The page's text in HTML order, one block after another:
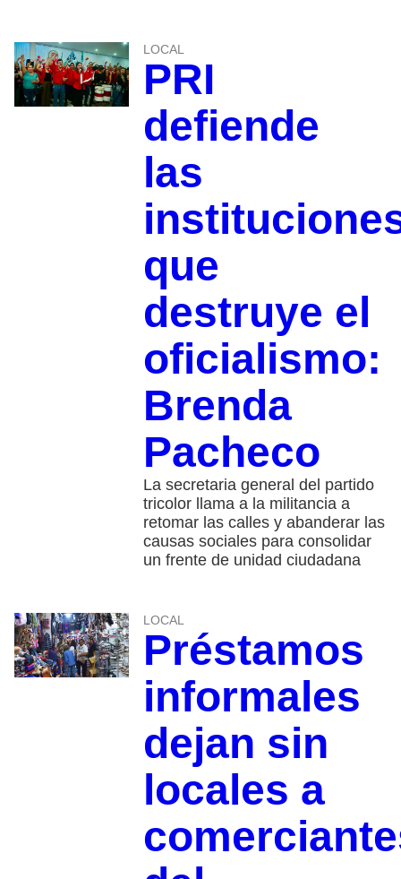
LOCAL
PRI
defiende
las
que
destruye el
oficialismo:
Brenda
Pacheco
La secretaria general del partido
tricolor llama a la militancia a
retomar las calles y abanderar las
causas sociales para consolidar
un frente de unidad ciudadana
LOCAL
Préstamos
informales
dejan sin
locales a